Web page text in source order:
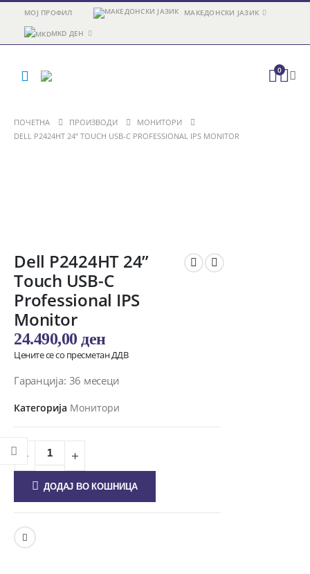
МОЈ ПРОФИЛ МАКЕДОНСКИ ЈАЗИК
MKD ДЕН
0
ПОЧЕТНА ПРОИЗВОДИ
МОНИТОРИ
DELL P2424HT 24” TOUCH USB-C PROFESSIONAL IPS MONITOR
Dell P2424HT 24”
Touch USB-C
Professional IPS
Monitor
24.490,00 ден
Цените се со пресметан ДДВ
Гаранција: 36 месеци
Категорија Монитори
ДОДАЈ ВО КОШНИЦА